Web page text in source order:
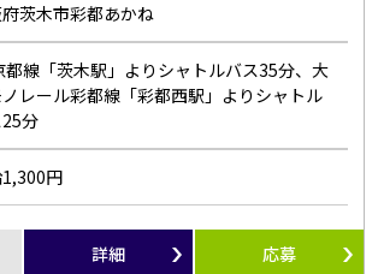
茨木市彩都あかね
都線「茨木駅」よりシャトルバス35分、大
レール彩都線「彩都西駅」よりシャトル
分
円
詳細 応募